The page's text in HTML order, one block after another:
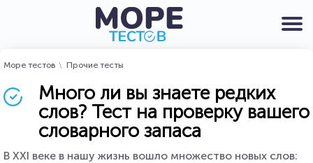
Море тестов Прочие тесты
Много ли вы знаете редких
слов? Тест на проверку вашего
словарного запаса
В XXI веке в нашу жизнь вошло множество новых слов: